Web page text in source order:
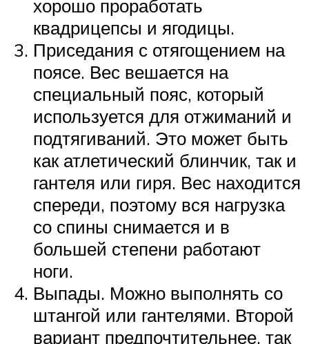
хорошо проработать
квадрицепсы и ягодицы.
Приседания с отягощением на
поясе. Вес вешается на
специальный пояс, который
используется для отжиманий и
подтягиваний. Это может быть
как атлетический блинчик, так и
гантеля или гиря. Вес находится
спереди, поэтому вся нагрузка
со спины снимается и в
большей степени работают
ноги.
Выпады. Можно выполнять со
штангой или гантелями. Второй
вариант предпочтительнее, так